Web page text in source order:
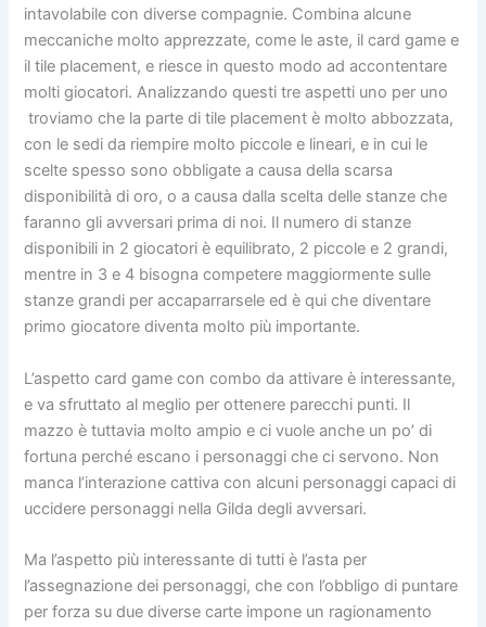
intavolabile con diverse compagnie. Combina alcune
meccaniche molto apprezzate, come le aste, il card game e
il tile placement, e riesce in questo modo ad accontentare
molti giocatori. Analizzando questi tre aspetti uno per uno
troviamo che la parte di tile placement è molto abbozzata,
con le sedi da riempire molto piccole e lineari, e in cui le
scelte spesso sono obbligate a causa della scarsa
disponibilità di oro, o a causa dalla scelta delle stanze che
faranno gli avversari prima di noi. Il numero di stanze
disponibili in 2 giocatori è equilibrato, 2 piccole e 2 grandi,
mentre in 3 e 4 bisogna competere maggiormente sulle
stanze grandi per accaparrarsele ed è qui che diventare
primo giocatore diventa molto più importante.
L’aspetto card game con combo da attivare è interessante,
e va sfruttato al meglio per ottenere parecchi punti. Il
mazzo è tuttavia molto ampio e ci vuole anche un po’ di
fortuna perché escano i personaggi che ci servono. Non
manca l’interazione cattiva con alcuni personaggi capaci di
uccidere personaggi nella Gilda degli avversari.
Ma l’aspetto più interessante di tutti è l’asta per
l’assegnazione dei personaggi, che con l’obbligo di puntare
per forza su due diverse carte impone un ragionamento